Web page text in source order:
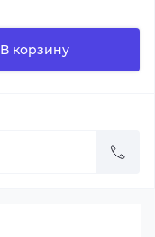
В корзину